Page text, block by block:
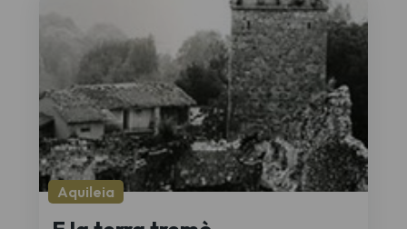
Aquileia